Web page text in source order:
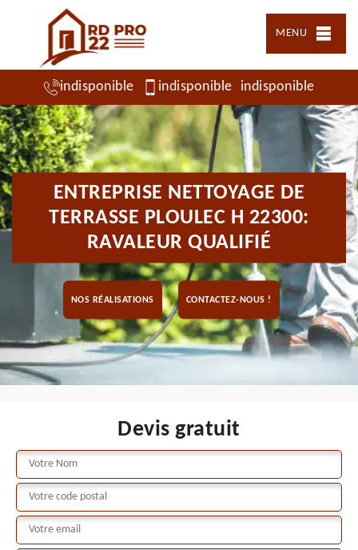
MENU
indisponible indisponible indisponible
ENTREPRISE NETTOYAGE DE
TERRASSE PLOULEC H 22300:
RAVALEUR QUALIFIÉ
NOS RÉALISATIONS CONTACTEZ-NOUS !
Devis gratuit